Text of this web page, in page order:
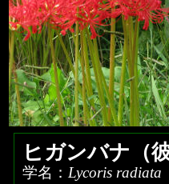
ヒガンバナ（
学名： Lycoris radiata